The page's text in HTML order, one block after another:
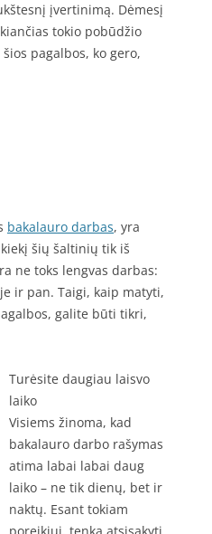
įvertinimą. Dėmesį
tokio pobūdžio
pagalbos, ko gero,
bakalauro darbas, yra
šių šaltinių tik iš
ne toks lengvas darbas:
ir pan. Taigi, kaip matyti,
galite būti tikri,
Turėsite daugiau laisvo
laiko
Visiems žinoma, kad
bakalauro darbo rašymas
atima labai labai daug
laiko – ne tik dienų, bet ir
naktų. Esant tokiam